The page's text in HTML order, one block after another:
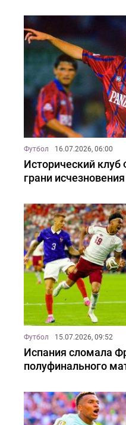
Футбол 16.07.2026, 06:00
Исторический клуб
грани исчезновения
Футбол 15.07.2026, 09:52
Испания сломала
полуфинального